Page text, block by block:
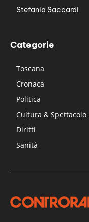
Stefania Saccardi
Categorie
Toscana
Cronaca
Politica
Cultura & Spettacolo
Diritti
Sanità